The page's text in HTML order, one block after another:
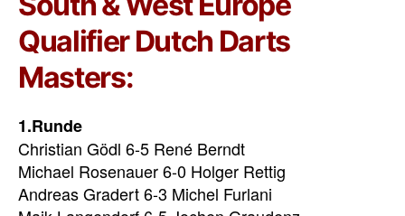
Qualifier Dutch Darts
Masters:
1.Runde
Christian Gödl 6-5 René Berndt
Michael Rosenauer 6-0 Holger Rettig
Andreas Gradert 6-3 Michel Furlani